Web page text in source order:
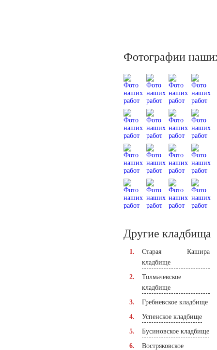
Фотографии
Другие кладбища
Старая Кашира
кладбище
Толмачевское
кладбище
Гребневское кладбище
Успенское кладбище
Бусиновское кладбище
Востряковское